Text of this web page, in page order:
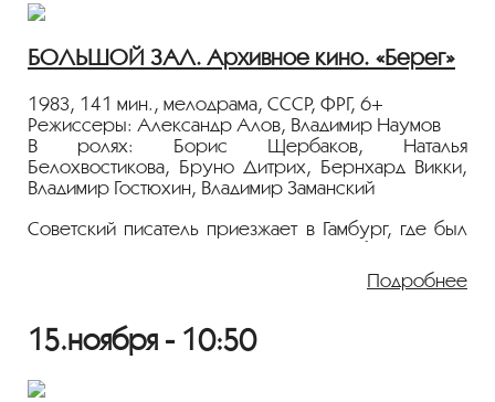
Лента представлена в рамках программы
«ПЕРСОНА. Александр Алов».
БОЛЬШОЙ ЗАЛ. Архивное кино. «Берег»
1983, 141 мин., мелодрама, СССР, ФРГ, 6+
Режиссеры: Александр Алов, Владимир Наумов
В ролях: Борис Щербаков, Наталья
Белохвостикова, Бруно Дитрих, Бернхард Викки,
Владимир Гостюхин, Владимир Заманский
Советский писатель приезжает в Гамбург, где был
издан его роман, и вспоминает события давно
минувших дней, отдых после боев 45-го года и
немку, в которую был влюблен. Спустя 26 лет они
Алова, на съемках которого он плохо себя
почувствовал и вскоре умер от сердечного
Подробнее
15.ноября - 10:50